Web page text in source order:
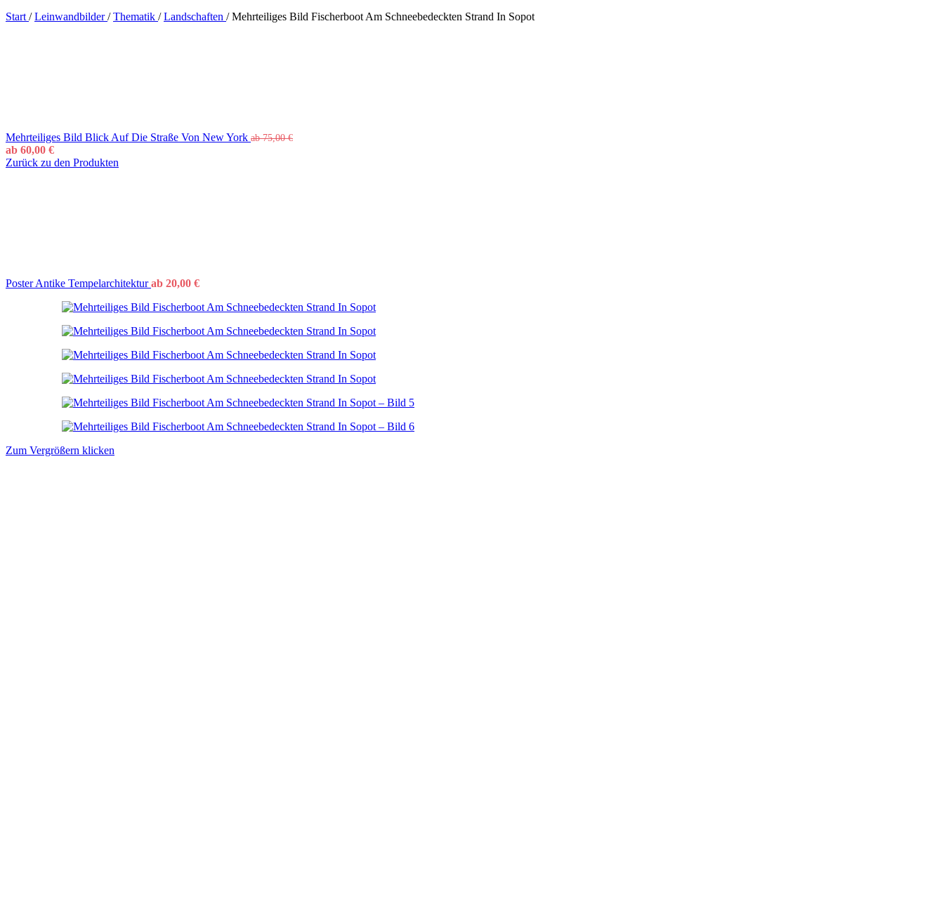
Start / Leinwandbilder/ Thematik / Landschaften / Mehrteiliges Bild Fischerboot Am Schneebedeckten Strand In Sopot
Mehrteiliges Bild Blick Auf Die Straße Von New York ab75,00€
ab 60,00 €
Zurück zu den Produkten
Poster Antike Tempelarchitekturab 20,00 €
Zum Vergrößern klicken